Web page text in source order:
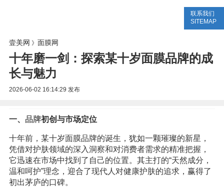
联系我们
SITEMAP
壹美网 》 面膜网
十年磨一剑：探索某十岁面膜品牌的成
长与魅力
2026-06-02 16:14:29 发布
一、 品牌初创与市场定位
十年前，某十岁面膜品牌的诞生，犹如一颗璀璨的新星，
凭借对护肤领域的深入洞察和对消费者需求的精准把握，
它迅速在市场中找到了自己的位置。其主打的“天然成分，
温和呵护”理念，迎合了现代人对健康护肤的追求，赢得了
初出茅庐的口碑。